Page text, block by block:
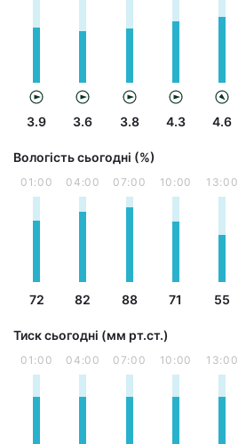
3.9 3.6 3.8 4.3 4.6
Вологість сьогодні (%)
01:00
72
04:00
82
07:00
88
10:00
71
13:00
55
Тиск сьогодні (мм рт.ст.)
01:00 04:00 07:00 10:00 13:00